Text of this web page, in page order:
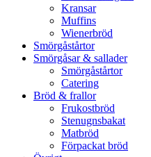
Kransar
Muffins
Wienerbröd
Smörgåstårtor
Smörgåsar & sallader
Smörgåstårtor
Catering
Bröd & frallor
Frukostbröd
Stenugnsbakat
Matbröd
Förpackat bröd